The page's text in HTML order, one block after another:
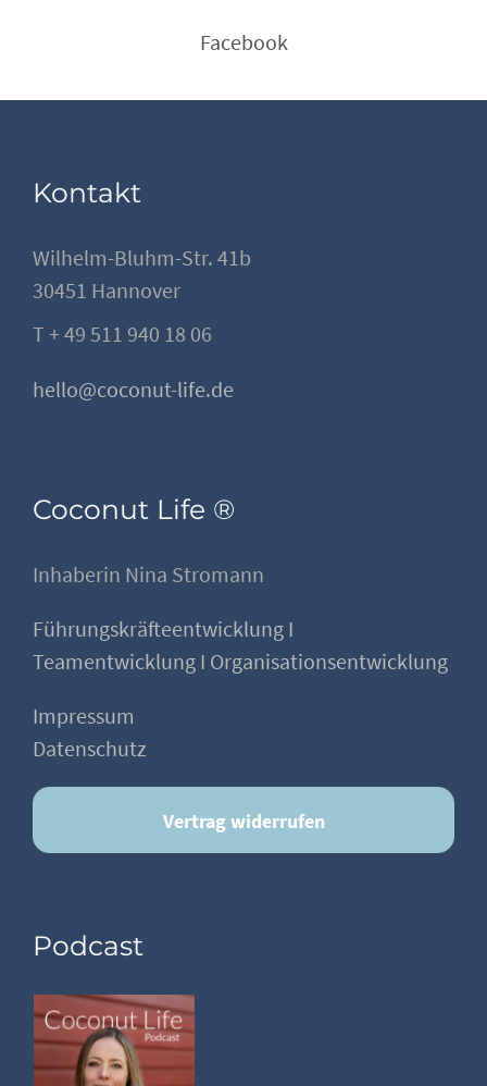
Facebook
Kontakt
Wilhelm-Bluhm-Str. 41b
30451 Hannover
T + 49 511 940 18 06
hello@coconut-life.de
Coconut Life ®
Inhaberin Nina Stromann
Führungskräfteentwicklung I
Teamentwicklung I Organisationsentwicklung
Impressum
Datenschutz
Vertrag widerrufen
Podcast